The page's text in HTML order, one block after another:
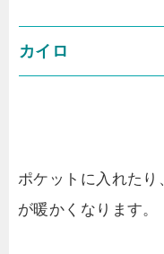
カイロ
ポケットに入れた
が暖かくなります。